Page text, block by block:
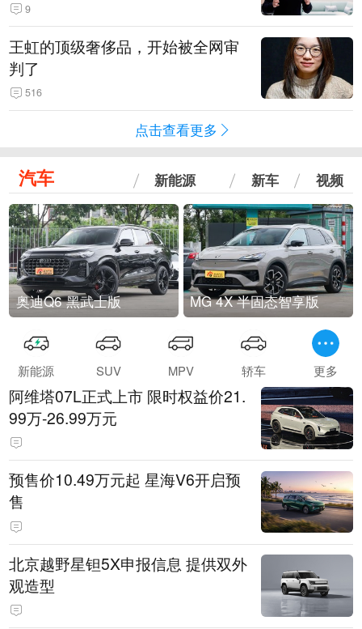
9
王虹的顶级奢侈品，开始被全网审
判了
516
点击查看更多
汽车 新能源 新车 视频
奥迪Q6 黑武士版 MG 4X 半固态智享版
新能源 SUV MPV 轿车 更多
阿维塔07L正式上市 限时权益价21.
99万-26.99万元
预售价10.49万元起 星海V6开启预
售
北京越野星钽5X申报信息 提供双外
观造型